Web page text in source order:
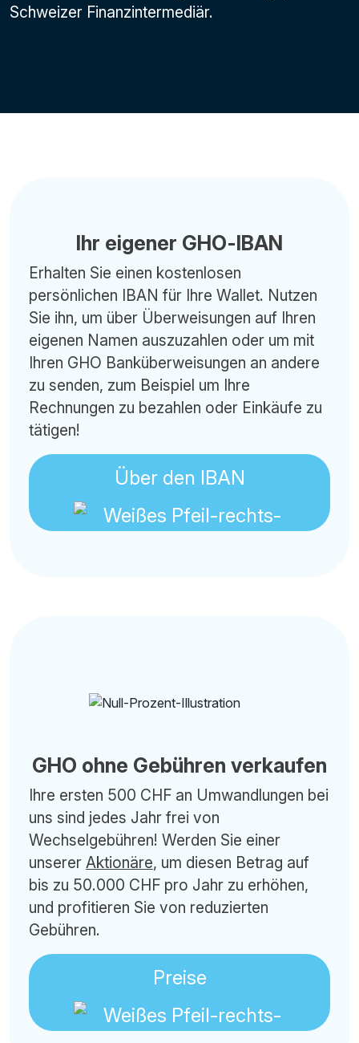
Schweizer Finanzintermediär.
Ihr eigener GHO-IBAN
Erhalten Sie einen kostenlosen
persönlichen IBAN für Ihre Wallet. Nutzen
Sie ihn, um über Überweisungen auf Ihren
eigenen Namen auszuzahlen oder um mit
Ihren GHO Banküberweisungen an andere
zu senden, zum Beispiel um Ihre
Rechnungen zu bezahlen oder Einkäufe zu
tätigen!
Über den IBAN
GHO ohne Gebühren verkaufen
Ihre ersten 500 CHF an Umwandlungen bei
uns sind jedes Jahr frei von
Wechselgebühren! Werden Sie einer
unserer Aktionäre, um diesen Betrag auf
bis zu 50.000 CHF pro Jahr zu erhöhen,
und profitieren Sie von reduzierten
Gebühren.
Preise